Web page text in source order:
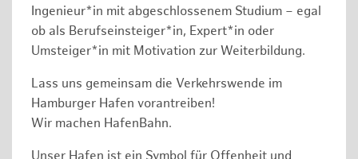
Ingenieur*in mit abgeschlossenem Studium – egal
ob als Berufseinsteiger*in, Expert*in oder
Umsteiger*in mit Motivation zur Weiterbildung.
Lass uns gemeinsam die Verkehrswende im
Hamburger Hafen vorantreiben!
Wir machen HafenBahn.